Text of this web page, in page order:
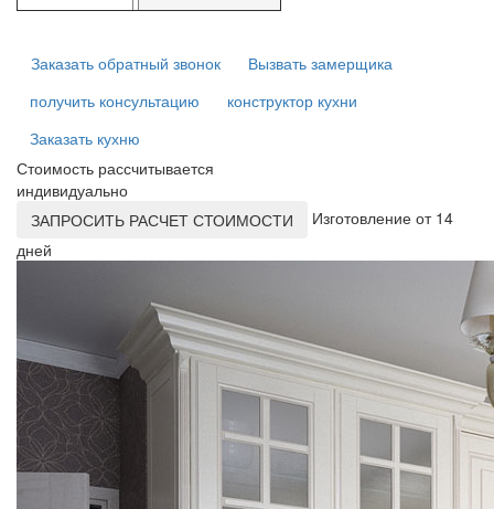
Заказать обратный звонок
Вызвать замерщика
получить консультацию
конструктор кухни
Заказать кухню
Стоимость рассчитывается
индивидуально
ЗАПРОСИТЬ РАСЧЕТ СТОИМОСТИ
Изготовление от 14
дней